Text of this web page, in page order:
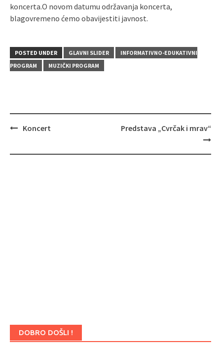
koncerta.O novom datumu održavanja koncerta,
blagovremeno ćemo obavijestiti javnost.
POSTED UNDER GLAVNI SLIDER
INFORMATIVNO-EDUKATIVNI
PROGRAM
MUZIČKI PROGRAM
PostKoncert Predstava „Cvrčak i mrav“
DOBRO DOŠLI !